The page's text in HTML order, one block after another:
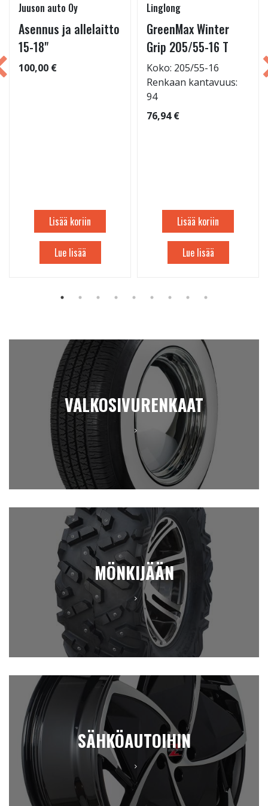
Juuson auto Oy
Asennus ja allelaitto
15-18"
100,00 €
Lisää koriin
Lue lisää
Linglong
GreenMax Winter
Grip 205/55-16 T
Koko: 205/55-16
Renkaan kantavuus:
94
76,94 €
Lisää koriin
Lue lisää
VALKOSIVURENKAAT
MÖNKIJÄÄN
SÄHKÖAUTOIHIN